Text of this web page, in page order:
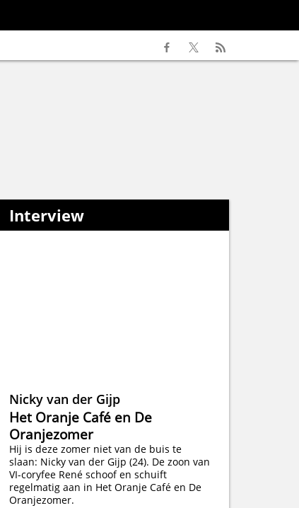
Interview
Nicky van der Gijp
Het Oranje Café en De
Oranjezomer
Hij is deze zomer niet van de buis te
slaan: Nicky van der Gijp (24). De zoon van
VI-coryfee René schoof en schuift
regelmatig aan in Het Oranje Café en De
Oranjezomer.